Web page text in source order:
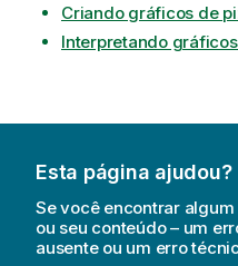
Criando gráficos de
Interpretando
Esta página ajudou?
Se você encontrar
ou seu conteúdo – um
ausente ou um erro